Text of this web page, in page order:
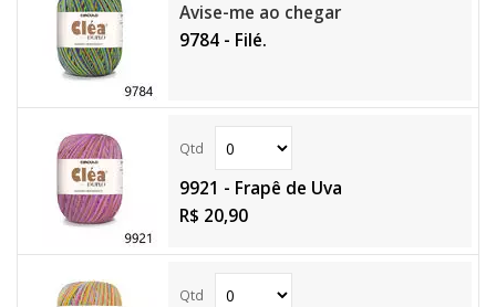
Avise-me ao chegar
9784 - Filé.
9921 - Frapê de Uva
R$ 20,90